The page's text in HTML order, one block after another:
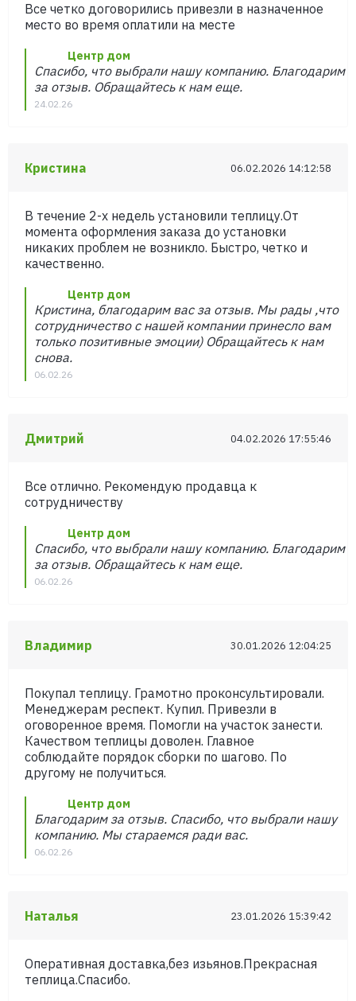
Все четко договорились привезли в назначенное
место во время оплатили на месте
Центр дом
Спасибо, что выбрали нашу компанию. Благодарим
за отзыв. Обращайтесь к нам еще.
24.02.26
Кристина 06.02.2026 14:12:58
В течение 2-х недель установили теплицу.От
момента оформления заказа до установки
никаких проблем не возникло. Быстро, четко и
качественно.
Центр дом
Кристина, благодарим вас за отзыв. Мы рады ,что
сотрудничество с нашей компании принесло вам
только позитивные эмоции) Обращайтесь к нам
снова.
06.02.26
Дмитрий 04.02.2026 17:55:46
Все отлично. Рекомендую продавца к
сотрудничеству
Центр дом
Спасибо, что выбрали нашу компанию. Благодарим
за отзыв. Обращайтесь к нам еще.
06.02.26
Владимир 30.01.2026 12:04:25
Покупал теплицу. Грамотно проконсультировали.
Менеджерам респект. Купил. Привезли в
оговоренное время. Помогли на участок занести.
Качеством теплицы доволен. Главное
соблюдайте порядок сборки по шагово. По
другому не получиться.
Центр дом
Благодарим за отзыв. Спасибо, что выбрали нашу
компанию. Мы стараемся ради вас.
06.02.26
Наталья 23.01.2026 15:39:42
Оперативная доставка,без изьянов.Прекрасная
теплица.Спасибо.